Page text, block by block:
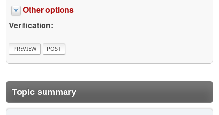
Other options
Verification:
Topic summary